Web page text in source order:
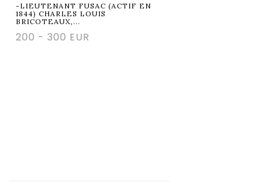
-LIEUTENANT FUSAC (ACTIF EN
1844) CHARLES LOUIS
BRICOTEAUX,...
200 - 300 EUR